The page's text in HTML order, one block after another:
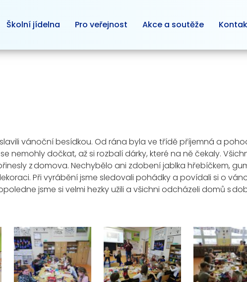
Školní jídelna Pro veřejnost Akce a soutěže
vánoční besídkou. Od rána byla ve třídě příjemná a
nemohly dočkat, až si rozbalí dárky, které na ně čekaly.
z domova. Nechybělo ani zdobení jablka hřebíčkem,
Při vyrábění jsme sledovali pohádky a povídali si o
jsme si velmi hezky užili a všichni odcházeli domů s